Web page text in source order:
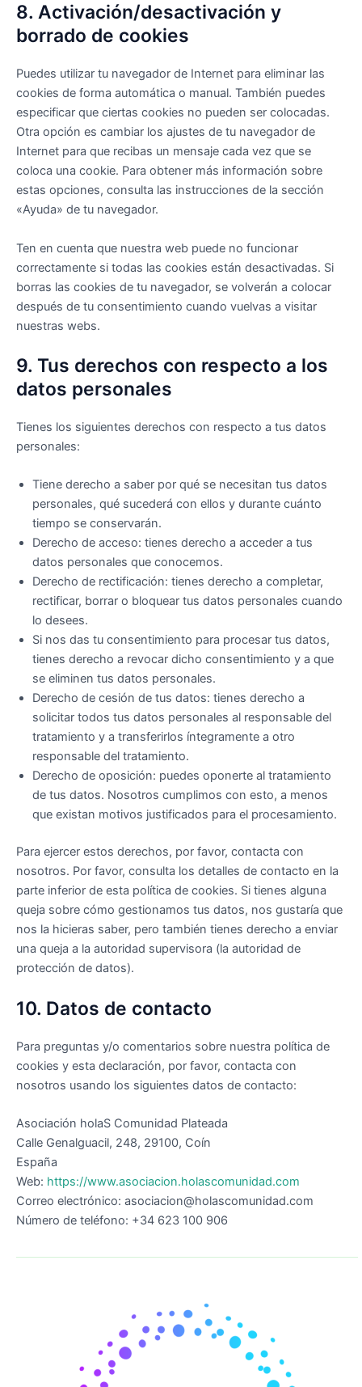
8. Activación/desactivación y
borrado de cookies
Puedes utilizar tu navegador de Internet para eliminar las
cookies de forma automática o manual. También puedes
especificar que ciertas cookies no pueden ser colocadas.
Otra opción es cambiar los ajustes de tu navegador de
Internet para que recibas un mensaje cada vez que se
coloca una cookie. Para obtener más información sobre
estas opciones, consulta las instrucciones de la sección
«Ayuda» de tu navegador.
Ten en cuenta que nuestra web puede no funcionar
correctamente si todas las cookies están desactivadas. Si
borras las cookies de tu navegador, se volverán a colocar
después de tu consentimiento cuando vuelvas a visitar
nuestras webs.
9. Tus derechos con respecto a los
datos personales
Tienes los siguientes derechos con respecto a tus datos
personales:
Tiene derecho a saber por qué se necesitan tus datos
personales, qué sucederá con ellos y durante cuánto
tiempo se conservarán.
Derecho de acceso: tienes derecho a acceder a tus
datos personales que conocemos.
Derecho de rectificación: tienes derecho a completar,
rectificar, borrar o bloquear tus datos personales cuando
lo desees.
Si nos das tu consentimiento para procesar tus datos,
tienes derecho a revocar dicho consentimiento y a que
se eliminen tus datos personales.
Derecho de cesión de tus datos: tienes derecho a
solicitar todos tus datos personales al responsable del
tratamiento y a transferirlos íntegramente a otro
responsable del tratamiento.
Derecho de oposición: puedes oponerte al tratamiento
de tus datos. Nosotros cumplimos con esto, a menos
que existan motivos justificados para el procesamiento.
Para ejercer estos derechos, por favor, contacta con
nosotros. Por favor, consulta los detalles de contacto en la
parte inferior de esta política de cookies. Si tienes alguna
queja sobre cómo gestionamos tus datos, nos gustaría que
nos la hicieras saber, pero también tienes derecho a enviar
una queja a la autoridad supervisora (la autoridad de
protección de datos).
10. Datos de contacto
Para preguntas y/o comentarios sobre nuestra política de
cookies y esta declaración, por favor, contacta con
nosotros usando los siguientes datos de contacto:
Asociación holaS Comunidad Plateada
Calle Genalguacil, 248, 29100, Coín
España
Web: https://www.asociacion.holascomunidad.com
Correo electrónico: asociacion@holascomunidad.com
Número de teléfono: +34 623 100 906